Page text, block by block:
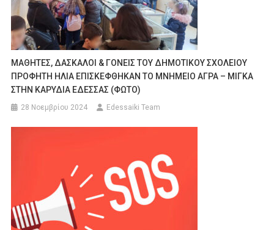
ΜΑΘΗΤΕΣ, ΔΑΣΚΑΛΟΙ & ΓΟΝΕΙΣ ΤΟΥ ΔΗΜΟΤΙΚΟΥ ΣΧΟΛΕΙΟΥ
ΠΡΟΦΗΤΗ ΗΛΙΑ ΕΠΙΣΚΕΦΘΗΚΑΝ ΤΟ ΜΝΗΜΕΙΟ ΑΓΡΑ – ΜΙΓΚΑ
ΣΤΗΝ ΚΑΡΥΔΙΑ ΕΔΕΣΣΑΣ (ΦΩΤΟ)
28 Νοεμβρίου 2024 Edessaiki Team